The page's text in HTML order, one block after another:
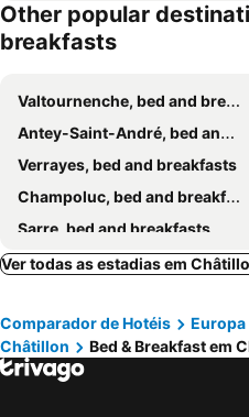
Other popular
breakfasts
Valtournenche, bed and breakfasts
Antey-Saint-André, bed and breakfasts
Verrayes, bed and breakfasts
Champoluc, bed and breakfasts
Sarre, bed and breakfasts
Bruson, bed and breakfasts
Saint-Vincent, bed and breakfasts
Saas Grund, bed and breakfasts
Jovençan, bed and breakfasts
Ver todas as estadias em
Comparador de Hotéis Europa
Châtillon
Bed & Breakfast em